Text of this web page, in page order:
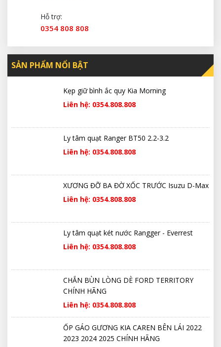
Hỗ trợ:
0354 808 808
SẢN PHẨM NỔI BẬT
Kẹp giữ bình ắc quy Kia Morning
Liên hệ: 0354.808.808
Ly tâm quạt Ranger BT50 2.2-3.2
Liên hệ: 0354.808.808
XƯƠNG ĐỠ BA ĐỜ XỐC TRƯỚC Isuzu D-Max
Liên hệ: 0354.808.808
Ly tâm quạt két nước Rangger - Everrest
Liên hệ: 0354.808.808
CHẮN BÙN LÒNG DÈ FORD TERRITORY
CHÍNH HÃNG
Liên hệ: 0354.808.808
ỐP GÁO GƯƠNG KIA CAREN BÊN LÁI 2022
2023 2024 2025 CHÍNH HÃNG